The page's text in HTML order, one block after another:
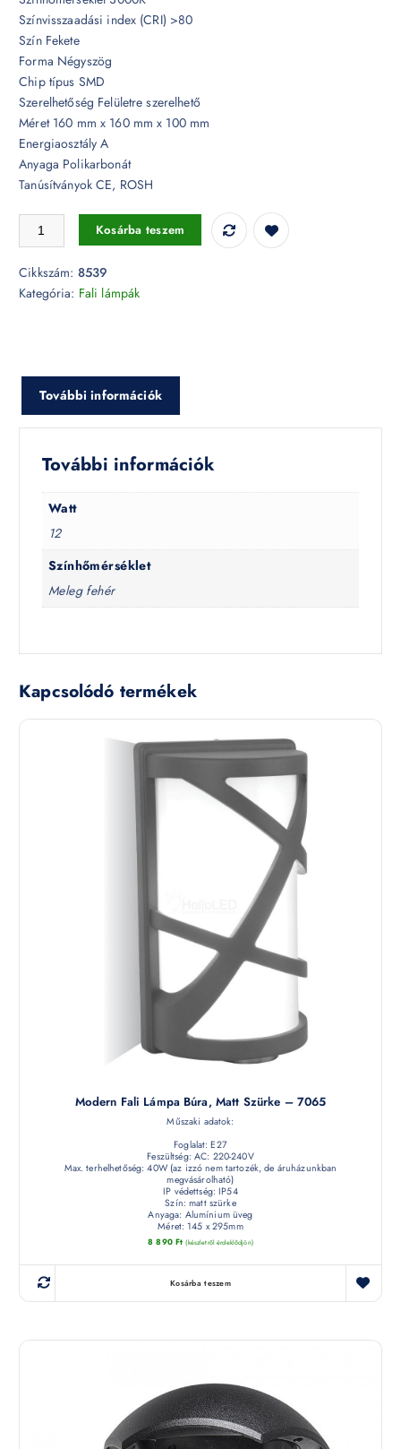
Színvisszaadási index (CRI) >80
Szín Fekete
Forma Négyszög
Chip típus SMD
Szerelhetőség Felületre szerelhető
Méret 160 mm x 160 mm x 100 mm
Energiaosztály A
Anyaga Polikarbonát
Tanúsítványok CE, ROSH
12W LED fali lámpa, fedett négyszögletes fekete 3000K - 8539
Kosárba teszem
Cikkszám: 8539
Kategória: Fali lámpák
További információk
További információk
Watt
12
Színhőmérséklet
Meleg fehér
Kapcsolódó termékek
Modern Fali Lámpa Búra, Matt Szürke – 7065
Műszaki adatok:
Foglalat: E27
Feszültség: AC: 220-240V
Max. terhelhetőség: 40W (az izzó nem tartozék, de áruházunkban
megvásárolható)
IP védettség: IP54
Szín: matt szürke
Anyaga: Alumínium üveg
Méret: 145 x 295mm
8 890 Ft (készletről érdeklődjön)
Kosárba teszem